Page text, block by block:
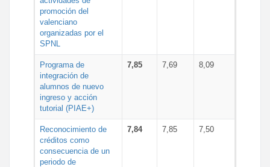
promoción del
valenciano
organizadas por el
SPNL
Programa de
integración de
alumnos de nuevo
ingreso y acción
tutorial (PIAE+)
7,85 7,69 8,09
Reconocimiento de
créditos como
consecuencia de un
periodo de
7,84 7,85 7,50